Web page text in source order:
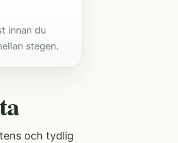
innan du
stegen.
och tydlig